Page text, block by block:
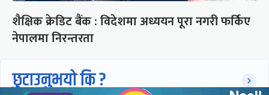
शैक्षिक क्रेडिट बैंक : विदेशमा अध्ययन पूरा नगरी फर्किए
नेपालमा निरन्तरता
छुटाउनुभयो कि ?